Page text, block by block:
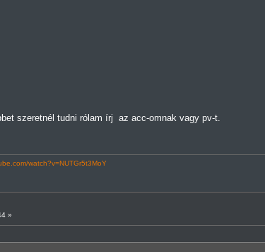
szeretnél tudni rólam írj az acc-omnak vagy pv-t.
watch?v=NUTGr5t3MoY
»